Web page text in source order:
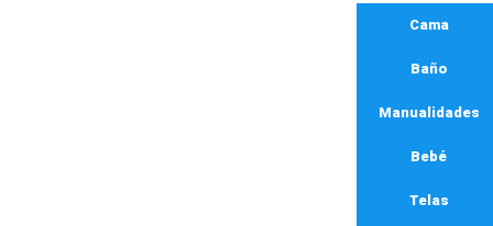
Cama
Baño
Manualidades
Bebé
Telas
Frazadas abrigadoras